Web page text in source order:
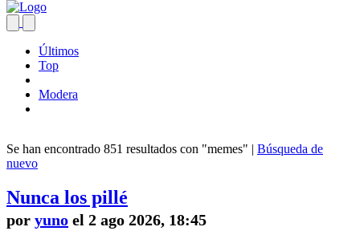
Últimos
Top
Modera
Se han encontrado 851 resultados con "memes" | Búsqueda de
nuevo
Nunca los pillé
por yuno el 2 ago 2026, 18:45